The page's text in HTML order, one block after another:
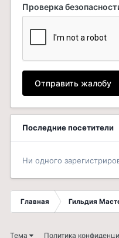
Проверка
Отправить жалобу
Последние посетители
Ни одного
Главная Гильдия
Тема Политика